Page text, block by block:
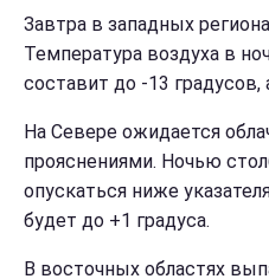
Завтра в западных
Температура воздуха в
составит до -13 градусов,
На Севере ожидается
прояснениями. Ночью
опускаться ниже
будет до +1 градуса.
В восточных областях